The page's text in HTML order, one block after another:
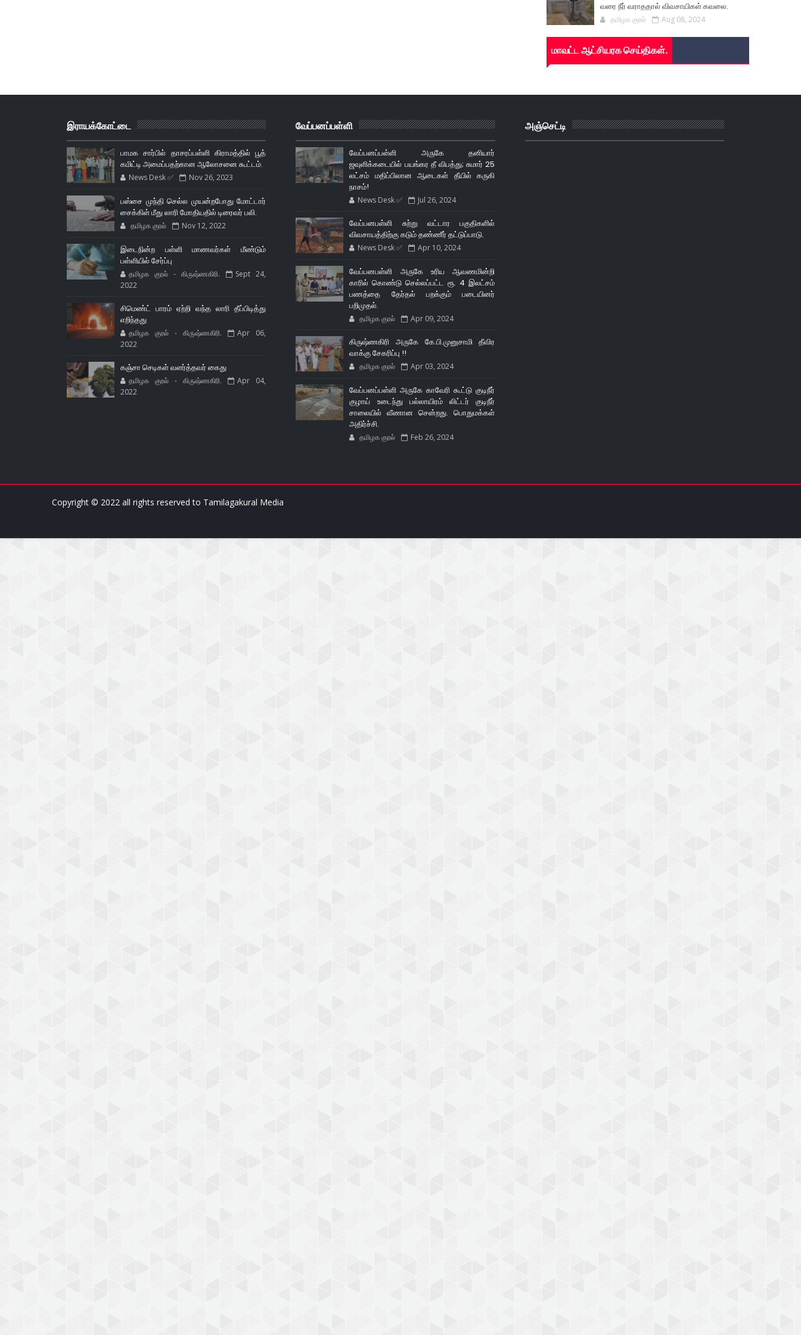
வரை நீர் வராததால் விவசாயிகள் கவலை.
தமிழக குரல் Aug 08, 2024
மாவட்ட ஆட்சியரக செய்திகள்.
இராயக்கோட்டை
பாமக சார்பில் தாசரப்பள்ளி கிராமத்தில் பூத்
கமிட்டி அமைப்பதற்கான ஆலோசனை கூட்டம்.
News Desk ✅ Nov 26, 2023
பஸ்சை முந்தி செல்ல முயன்றபோது மோட்டார்
சைக்கிள் மீது லாரி மோதியதில் டிரைவர் பலி.
தமிழக குரல் Nov 12, 2022
இடைநின்ற பள்ளி மாணவர்கள் மீண்டும்
பள்ளியில் சேர்ப்பு
தமிழக குரல் - கிருஷ்ணகிரி.
Sept 24,
2022
சிமெண்ட் பாரம் ஏற்றி வந்த லாரி தீப்பிடித்து
எறிந்தது
தமிழக குரல் - கிருஷ்ணகிரி.
Apr 06,
2022
கஞ்சா செடிகள் வளர்த்தவர் கைது
தமிழக குரல் - கிருஷ்ணகிரி.
Apr 04,
2022
வேப்பனப்பள்ளி
வேப்பனப்பள்ளி அருகே தனியார்
ஜவுளிக்கடையில் பயங்கர தீ விபத்து; சுமார் 25
லட்சம் மதிப்பிலான ஆடைகள் தீயில் கருகி
நாசம்!
News Desk ✅ Jul 26, 2024
வேப்பனபள்ளி சுற்று வட்டார பகுதிகளில்
விவசாயத்திற்கு கடும் தண்ணீர் தட்டுப்பாடு.
News Desk ✅ Apr 10, 2024
வேப்பனபள்ளி அருகே உரிய ஆவணமின்றி
காரில் கொண்டு செல்லப்பட்ட ரூ. 4 இலட்சம்
பணத்தை தேர்தல் பறக்கும் படையினர்
பறிமுதல்.
தமிழக குரல் Apr 09, 2024
கிருஷ்ணகிரி அருகே கே.பி.முனுசாமி தீவிர
வாக்கு சேகரிப்பு !!
தமிழக குரல் Apr 03, 2024
வேப்பனப்பள்ளி அருகே காவேரி கூட்டு குடிநீர்
குழாய் உடைந்து பல்லாயிரம் லிட்டர் குடிநீர்
சாலையில் வீணான சென்றது. பொதுமக்கள்
அதிர்ச்சி.
தமிழக குரல் Feb 26, 2024
அஞ்செட்டி
Copyright © 2022 all rights reserved to Tamilagakural Media